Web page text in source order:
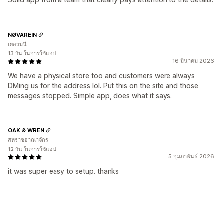
16 มีนาคม 2026
We have a physical store too and customers were always
DMing us for the address lol. Put this on the site and those
messages stopped. Simple app, does what it says.
NØVAREIN
เยอรมนี
13 วัน ในการใช้แอป
5 กุมภาพันธ์ 2026
it was super easy to setup. thanks
OAK & WREN
สหราชอาณาจักร
12 วัน ในการใช้แอป